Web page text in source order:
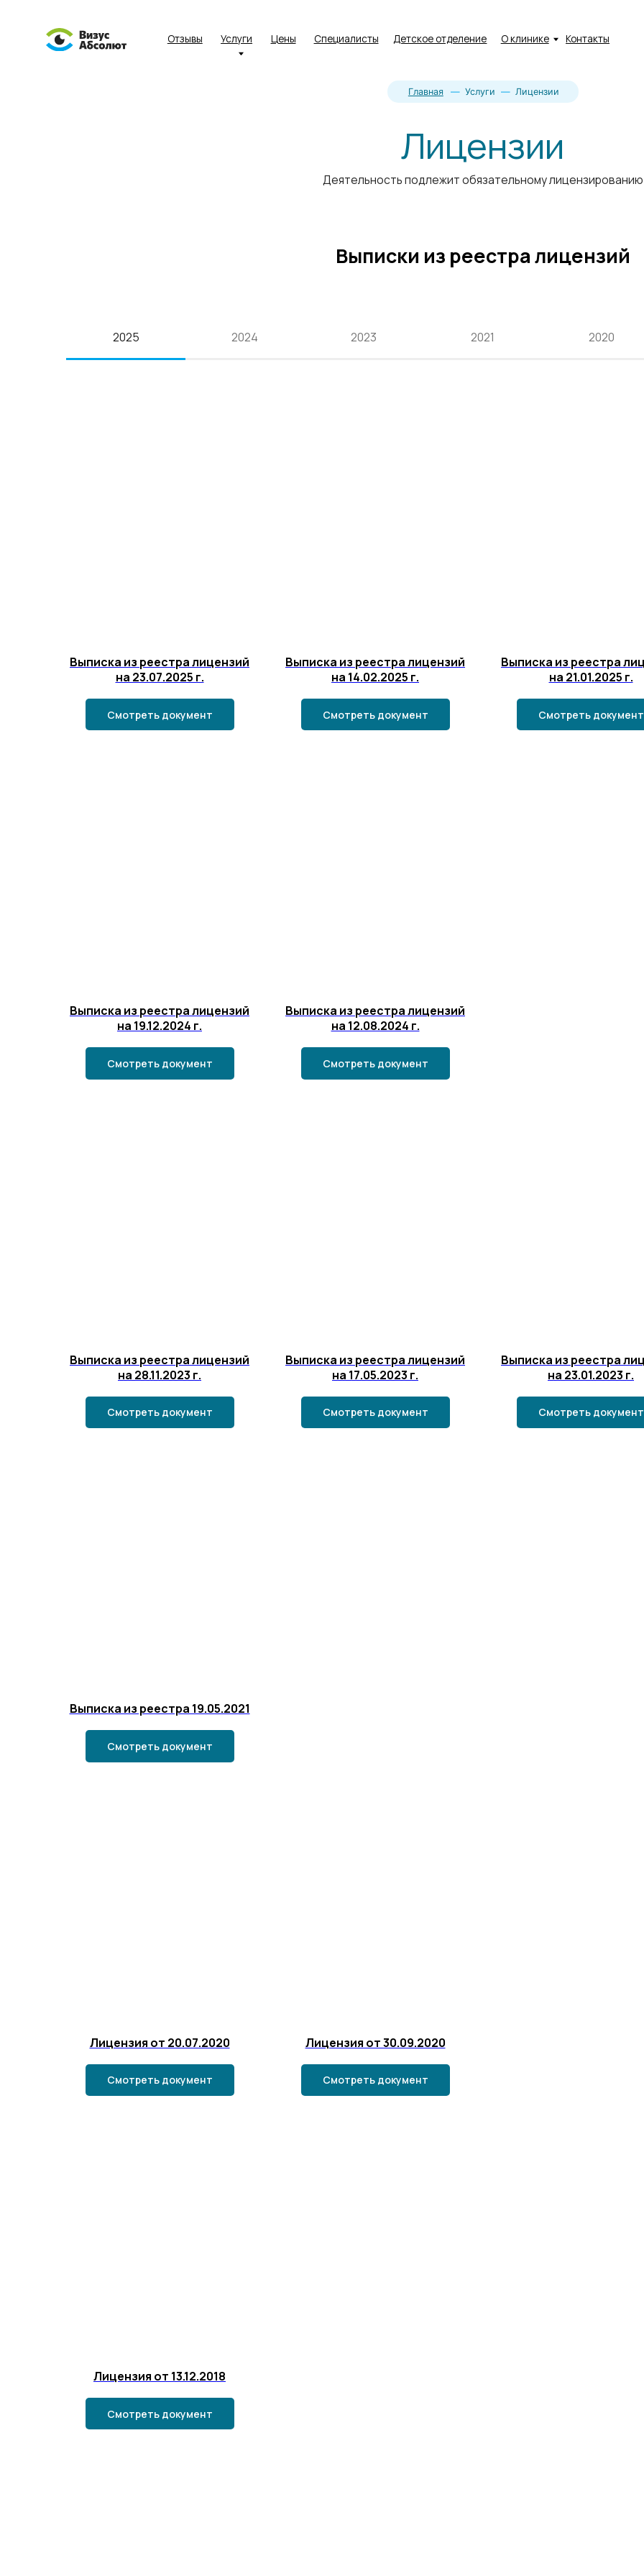
Услуги
Отзывы Цены Специалисты О клинике Контакты
Детское отделение
Лицензии
Деятельность подлежит обязательному лицензированию
Главная — —
Услуги Лицензии
2025 2024 2023 2021 2020
Выписка из реестра лицензий
на 23.07.2025 г.
Смотреть документ
Выписка из реестра лицензий
на 14.02.2025 г.
Смотреть документ
Выписка из реестра
на 21.01.2025 г.
Смотреть документ
Выписка из реестра лицензий
на 19.12.2024 г.
Смотреть документ
Выписка из реестра лицензий
на 12.08.2024 г.
Смотреть документ
Выписка из реестра лицензий
на 28.11.2023 г.
Смотреть документ
Выписка из реестра лицензий
на 17.05.2023 г.
Смотреть документ
Выписка из реестра
на 23.01.2023 г.
Смотреть документ
Выписка из реестра 19.05.2021
Смотреть документ
Лицензия от 20.07.2020
Смотреть документ
Лицензия от 30.09.2020
Смотреть документ
Лицензия от 13.12.2018
Смотреть документ